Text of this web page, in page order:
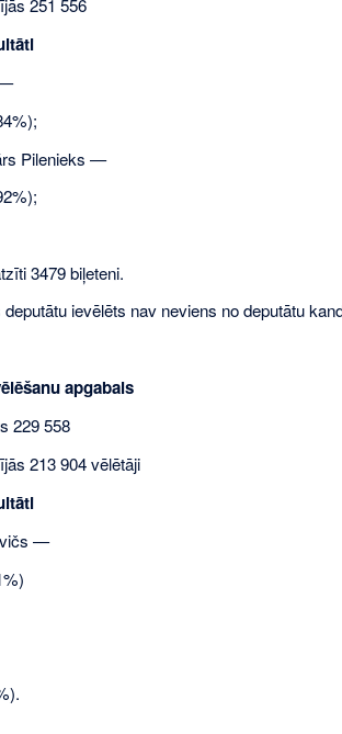
251 556
Pilenieks —
3479 biļeteni.
ievēlēts nav neviens no deputātu
apgabals
229 558
213 904 vēlētāji
—